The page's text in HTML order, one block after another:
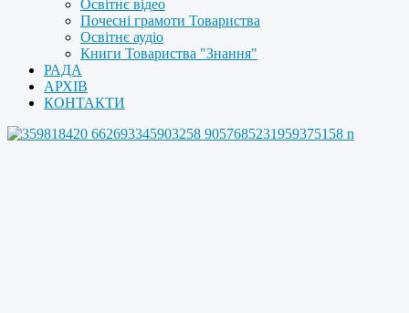
Освітнє відео
Почесні грамоти Товариства
Освітнє аудіо
Книги Товариства "Знання"
РАДА
АРХІВ
КОНТАКТИ